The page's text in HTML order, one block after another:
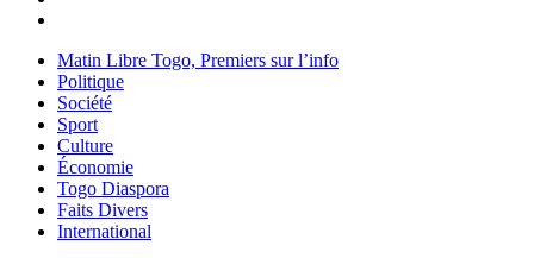
Matin Libre Togo, Premiers sur l’info
Politique
Société
Sport
Culture
Économie
Togo Diaspora
Faits Divers
International